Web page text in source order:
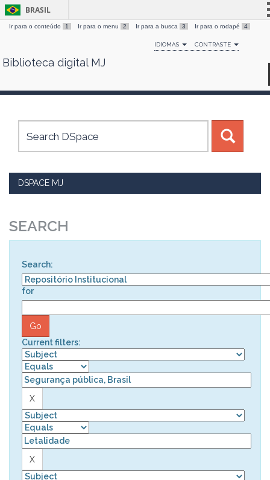
Skip
BRASIL
Simplifique!
Comunica BR
Canais
Ir para o conteúdo 1 Ir para o menu 2 Ir para a busca 3 Ir para o rodapé 4
IDIOMAS CONTRASTE
Biblioteca digital MJ
DSPACE MJ
SEARCH
Search:
for
Current filters: